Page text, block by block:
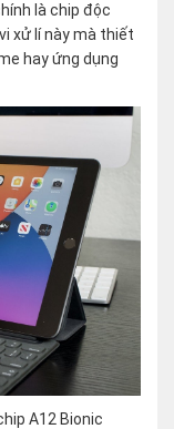
là chip độc
xử lí này mà thiết
hay ứng dụng
A12 Bionic